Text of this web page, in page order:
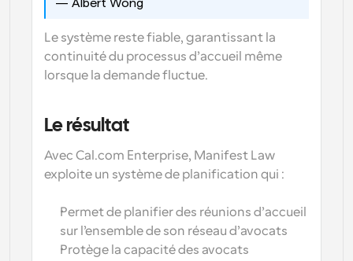
— Albert Wong
Le système reste fiable, garantissant la
continuité du processus d’accueil même
lorsque la demande fluctue.
Le résultat
Avec Cal.com Enterprise, Manifest Law
exploite un système de planification qui :
Permet de planifier des réunions d’accueil
sur l’ensemble de son réseau d’avocats
Protège la capacité des avocats